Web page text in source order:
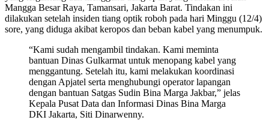
Mangga Besar Raya, Tamansari, Jakarta Barat. Tindakan ini
dilakukan setelah insiden tiang optik roboh pada hari Minggu (12/4)
sore, yang diduga akibat keropos dan beban kabel yang menumpuk.
“Kami sudah mengambil tindakan. Kami meminta
bantuan Dinas Gulkarmat untuk menopang kabel yang
menggantung. Setelah itu, kami melakukan koordinasi
dengan Apjatel serta menghubungi operator lapangan
dengan bantuan Satgas Sudin Bina Marga Jakbar,” jelas
Kepala Pusat Data dan Informasi Dinas Bina Marga
DKI Jakarta, Siti Dinarwenny.